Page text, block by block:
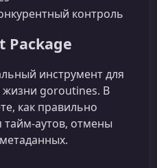
контроль
Package
инструмент для
goroutines. В
как правильно
аутов, отмены